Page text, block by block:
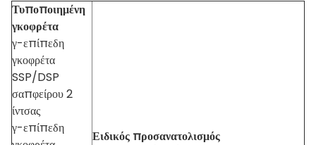
Τυποποιημένη
γκοφρέτα
γ-επίπεδη
γκοφρέτα
SSP/DSP
σαπφείρου 2
ίντσας
γ-επίπεδη
Ειδικός προσανατολισμός